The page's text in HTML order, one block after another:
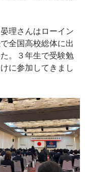
理さんはローイン
全国高校総体に出
。３年生で受験勉
に参加してきまし